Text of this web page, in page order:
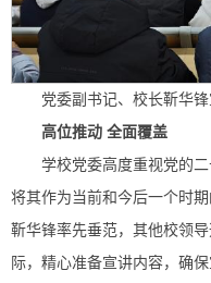
党委副书记、校长靳华
高位推动 全面覆盖
学校党委高度重视党的
将其作为当前和今后一个时
靳华锋率先垂范，其他校领
际，精心准备宣讲内容，确